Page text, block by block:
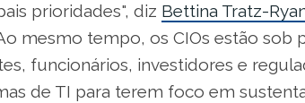
prioridades", diz Bettina Tratz-
mesmo tempo, os CIOs estão sob
funcionários, investidores e
de TI para terem foco em